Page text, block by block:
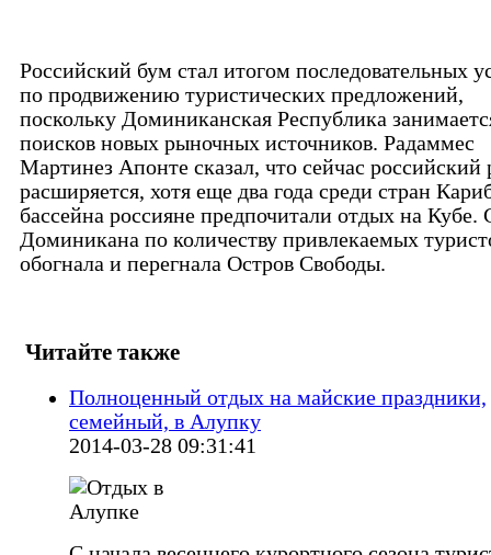
Российский бум стал итогом последовательных
по продвижению туристических предложений,
поскольку Доминиканская Республика
поисков новых рыночных источников. Радаммес
Мартинез Апонте сказал, что сейчас российский
расширяется, хотя еще два года среди стран
бассейна россияне предпочитали отдых на Кубе.
Доминикана по количеству привлекаемых
обогнала и перегнала Остров Свободы.
Читайте также
Полноценный отдых на майские праздники,
семейный, в Алупку
2014-03-28 09:31:41